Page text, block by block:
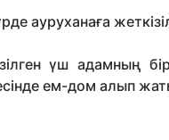
ауруханаға
үш адамның
ем-дом алып